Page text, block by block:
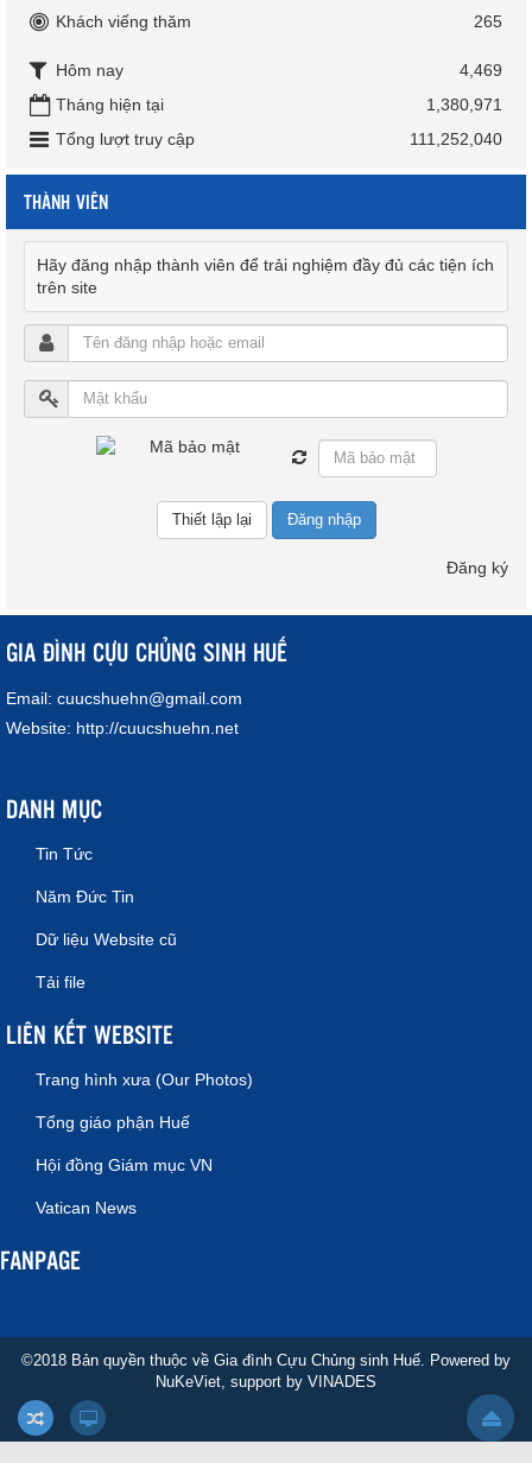
Khách viếng thăm
265
Hôm nay
4,469
Tháng hiện tại
1,380,971
Tổng lượt truy cập
111,252,040
THÀNH VIÊN
Hãy đăng nhập thành viên để trải nghiệm đầy đủ các tiện ích
trên site
Đăng nhập
Đăng ký
GIA ĐÌNH CỰU CHỦNG SINH HUẾ
Email: cuucshuehn@gmail.com
Website: http://cuucshuehn.net
DANH MỤC
Tin Tức
Năm Đức Tin
Dữ liệu Website cũ
Tải file
LIÊN KẾT WEBSITE
Trang hình xưa (Our Photos)
Tổng giáo phận Huế
Hội đồng Giám mục VN
Vatican News
FANPAGE
©2018 Bản quyền thuộc về Gia đình Cựu Chủng sinh Huế. Powered by
NuKeViet , support by VINADES